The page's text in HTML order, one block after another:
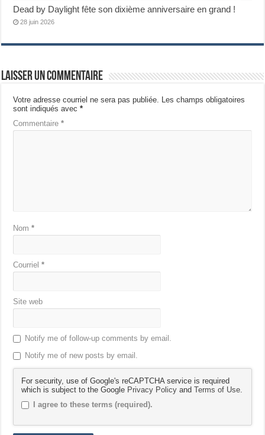
Dead by Daylight fête son dixième anniversaire en grand !
28 juin 2026
Laisser un commentaire
Votre adresse courriel ne sera pas publiée. Les champs obligatoires
sont indiqués avec*
Commentaire*
Nom*
Courriel*
Site web
Notify me of follow-up comments by email.
Notify me of new posts by email.
For security, use of Google's reCAPTCHA service is required
which is subject to the Google Privacy Policy andTerms of Use
I agree to these terms (required).